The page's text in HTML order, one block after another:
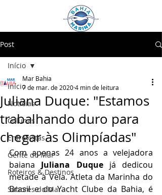
Post
Início
Notícias
Colunas
Entrevistas
Gente do Mar
Roteiros & Destinos
Sabores do Mar
Início
Juliana Duque: "Estamos
trabalhando duro para
chegar às Olimpíadas"
Mar Bahia
7 de mar. de 20204 min de leitura
Com apenas 24 anos a velejadora
baiana Juliana Duque já dedicou
metade à Vela. Atleta da Marinha do
Brasil e do Yacht Clube da Bahia, é